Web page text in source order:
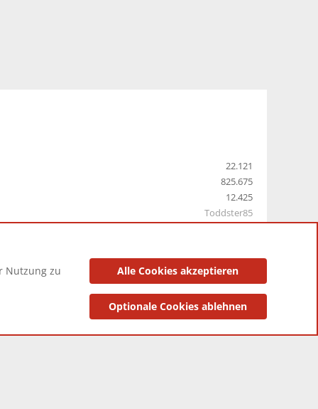
22.121
825.675
12.425
Toddster85
Datenschutzerklärung Impressum
Nutzung zu
Alle Cookies akzeptieren
Optionale Cookies ablehnen